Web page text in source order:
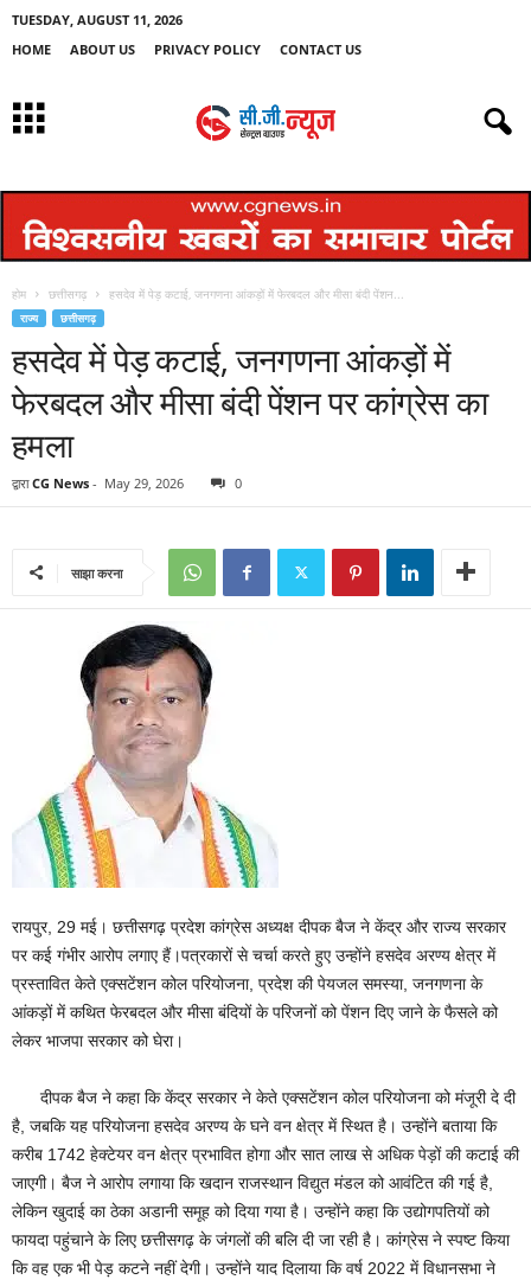
TUESDAY, AUGUST 11, 2026
HOME
ABOUT US PRIVACY POLICY CONTACT US
होम छत्तीसगढ़ हसदेव में पेड़ कटाई, जनगणना आंकड़ों में फेरबदल और मीसा बंदी पेंशन...
राज्य छत्तीसगढ़
हसदेव में पेड़ कटाई, जनगणना आंकड़ों में
फेरबदल और मीसा बंदी पेंशन पर कांग्रेस का
हमला
द्वारा CG News - May 29, 2026 0
साझा करना
रायपुर, 29 मई। छत्तीसगढ़ प्रदेश कांग्रेस अध्यक्ष दीपक बैज ने केंद्र और राज्य सरकार
पर कई गंभीर आरोप लगाए हैं।पत्रकारों से चर्चा करते हुए उन्होंने हसदेव अरण्य क्षेत्र में
प्रस्तावित केते एक्सटेंशन कोल परियोजना, प्रदेश की पेयजल समस्या, जनगणना के
आंकड़ों में कथित फेरबदल और मीसा बंदियों के परिजनों को पेंशन दिए जाने के फैसले को
लेकर भाजपा सरकार को घेरा।
दीपक बैज ने कहा कि केंद्र सरकार ने केते एक्सटेंशन कोल परियोजना को मंजूरी दे दी
है, जबकि यह परियोजना हसदेव अरण्य के घने वन क्षेत्र में स्थित है। उन्होंने बताया कि
करीब 1742 हेक्टेयर वन क्षेत्र प्रभावित होगा और सात लाख से अधिक पेड़ों की कटाई की
जाएगी। बैज ने आरोप लगाया कि खदान राजस्थान विद्युत मंडल को आवंटित की गई है,
लेकिन खुदाई का ठेका अडानी समूह को दिया गया है। उन्होंने कहा कि उद्योगपतियों को
फायदा पहुंचाने के लिए छत्तीसगढ़ के जंगलों की बलि दी जा रही है। कांग्रेस ने स्पष्ट किया
कि वह एक भी पेड़ कटने नहीं देगी। उन्होंने याद दिलाया कि वर्ष 2022 में विधानसभा ने